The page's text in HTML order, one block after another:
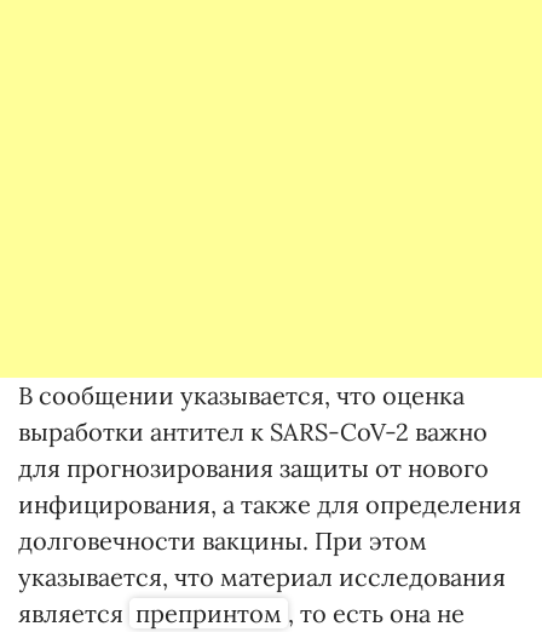
В сообщении указывается, что оценка
выработки антител к SARS-CoV-2 важно
для прогнозирования защиты от нового
инфицирования, а также для определения
долговечности вакцины. При этом
указывается, что материал исследования
является препринтом , то есть она не